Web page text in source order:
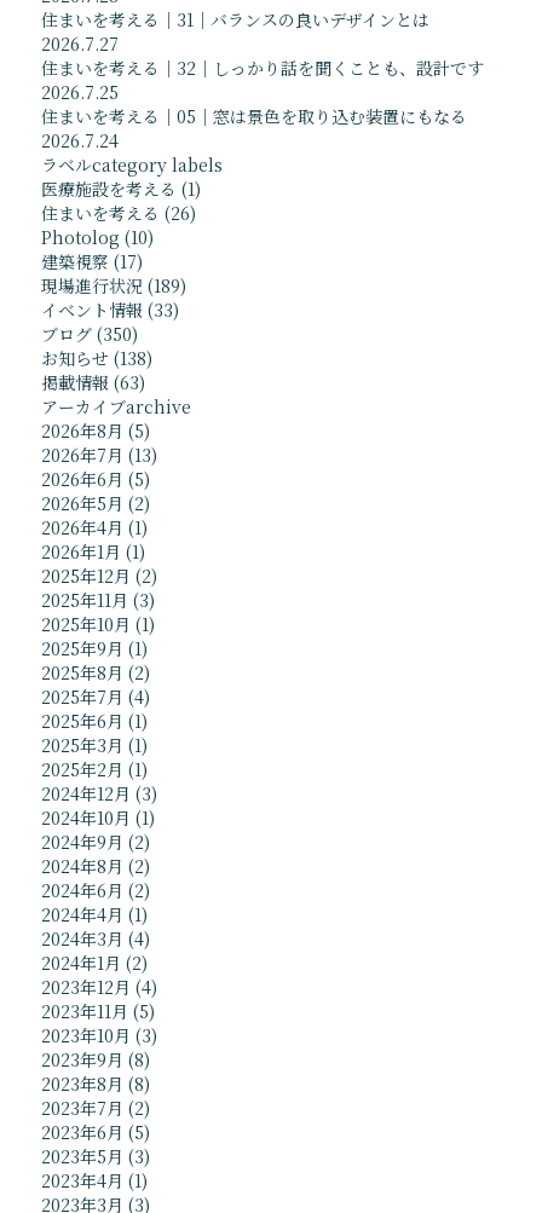
住まいを考える｜31｜バランスの良いデザインとは
2026.7.27
住まいを考える｜32｜しっかり話を聞くことも、設計です
2026.7.25
住まいを考える｜05｜窓は景色を取り込む装置にもなる
2026.7.24
ラベルcategory labels
医療施設を考える (1)
住まいを考える (26)
Photolog (10)
建築視察 (17)
現場進行状況 (189)
イベント情報 (33)
ブログ(350)
お知らせ (138)
掲載情報 (63)
アーカイブarchive
2026年8月 (5)
2026年7月 (13)
2026年6月 (5)
2026年5月 (2)
2026年4月 (1)
2026年1月 (1)
2025年12月 (2)
2025年11月 (3)
2025年10月 (1)
2025年9月 (1)
2025年8月 (2)
2025年7月 (4)
2025年6月 (1)
2025年3月 (1)
2025年2月 (1)
2024年12月 (3)
2024年10月 (1)
2024年9月 (2)
2024年8月 (2)
2024年6月 (2)
2024年4月 (1)
2024年3月 (4)
2024年1月 (2)
2023年12月 (4)
2023年11月 (5)
2023年10月 (3)
2023年9月 (8)
2023年8月 (8)
2023年7月 (2)
2023年6月 (5)
2023年5月 (3)
2023年4月 (1)
2023年3月 (3)